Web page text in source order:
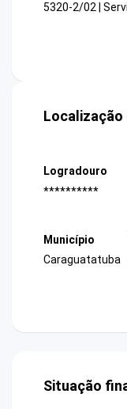
5320-2/02 |
Logradouro
**********
Município
Caraguatatuba
Situação